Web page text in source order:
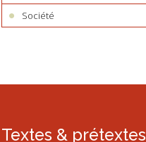
Société
Textes & prétextes